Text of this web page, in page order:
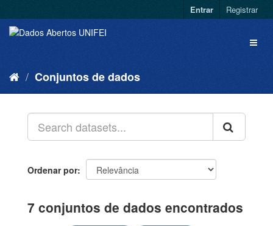
Entrar Registrar
Conjuntos de dados
Ordenar por
7 conjuntos de dados encontrados